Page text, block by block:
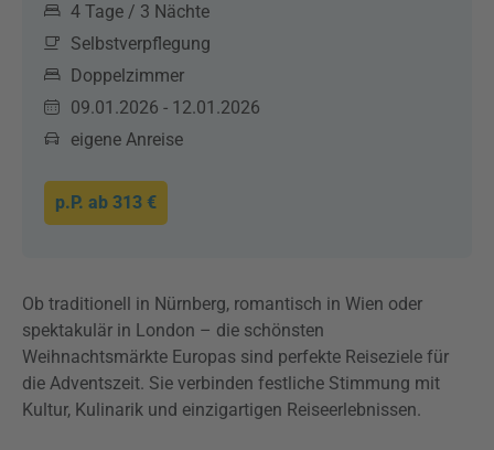
4 Tage / 3 Nächte
Selbstverpflegung
Doppelzimmer
09.01.2026 - 12.01.2026
eigene Anreise
p.P. ab 313 €
Ob traditionell in Nürnberg, romantisch in Wien oder
spektakulär in London – die schönsten
Weihnachtsmärkte Europas sind perfekte Reiseziele für
die Adventszeit. Sie verbinden festliche Stimmung mit
Kultur, Kulinarik und einzigartigen Reiseerlebnissen.